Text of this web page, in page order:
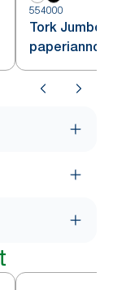
554000
Tork Jumbo